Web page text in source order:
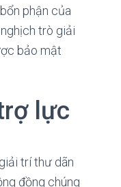
phận của
trò giải
bảo mật
lực
trí thư dãn
đồng chúng